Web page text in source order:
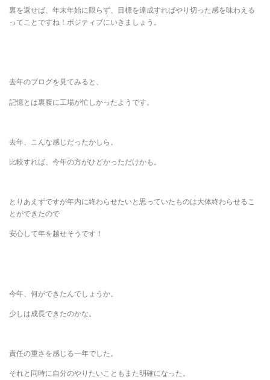
裏を返せば、年末年始に限らず、目標を達成すればやり切った感を味わえる
ってことですね！ポジティブにいきましょう。
去年のブログを見てみると、
記憶とは裏腹に工場が忙しかったようです。
去年、こんな感じだったかしら。
比較すれば、今年の方がひどかっただけかも。
とりあえずですが年内に終わらせたいと思っていたものは大体終わらせるこ
とができたので
安心して年を越せそうです！
今年、何ができたんでしょうか。
少しは成長できたのかな。
責任の重さを感じる一年でした。
それと同時に自分のやりたいこともまた明確になった。